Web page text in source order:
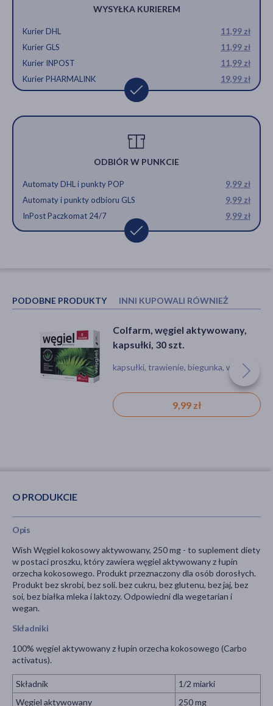
WYSYŁKA KURIEREM
Kurier DHL
11,99 zł
Kurier GLS
11,99 zł
Kurier INPOST
11,99 zł
Kurier PHARMALINK
19,99 zł
ODBIÓR W PUNKCIE
Automaty DHL i punkty POP
9,99 zł
Automaty i punkty odbioru GLS
9,99 zł
InPost Paczkomat 24/7
9,99 zł
PODOBNE PRODUKTY INNI KUPOWALI RÓWNIEŻ
Colfarm, węgiel aktywowany,
kapsułki, 30 szt.
kapsułki, trawienie, biegunka, wzdęcia
9,99 zł
Węgiel aktywowany, tabletki, 30
szt.
tabletka, wzdęcia
13,79 zł
O PRODUKCIE
Opis
Wish Węgiel kokosowy aktywowany, 250 mg - to suplement diety
w postaci proszku, który zawiera węgiel aktywowany z łupin
orzecha kokosowego. Produkt przeznaczony dla osób dorosłych.
Produkt bez skrobi, bez soli. bez cukru, bez glutenu, bez jaj, bez
soi, bez białka mleka i laktozy. Odpowiedni dla wegetarian i
wegan.
Składniki
100% węgiel aktywowany z łupin orzecha kokosowego (Carbo
activatus).
Składnik
1/2 miarki
Węgiel aktywowany
250 mg